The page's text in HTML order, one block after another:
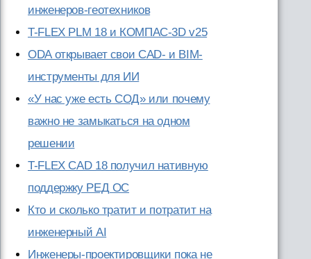
инженеров-геотехников
T-FLEX PLM 18 и КОМПАС-3D v25
ODA открывает свои CAD- и BIM-
инструменты для ИИ
«У нас уже есть СОД» или почему
важно не замыкаться на одном
решении
T-FLEX CAD 18 получил нативную
поддержку РЕД ОС
Кто и сколько тратит и потратит на
инженерный AI
Инженеры-проектировщики пока не